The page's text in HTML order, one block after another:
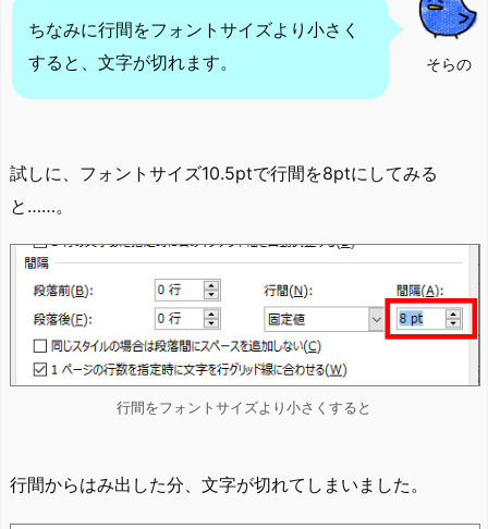
そらの
ちなみに行間をフォントサイズより小さく
すると、文字が切れます。
試しに、フォントサイズ10.5ptで行間を8ptにしてみる
と……。
行間をフォントサイズより小さくすると
行間からはみ出した分、文字が切れてしまいました。